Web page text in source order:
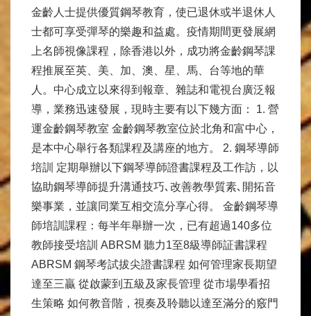
金齡人士提供優質鋼琴教育，使已退休或半退休人
士都可享受彈琴的樂趣和益處。疫情期間更發展網
上名師視像課程，除香港以外，成功將金齡鋼琴課
程推展至英、美、加、澳、星、馬、台等地的華
人。中心成立以來得到報章、雜誌和電視台廣泛報
導，業務迅速發展，現時主要有以下幾方面： 1. 營
運金齡鋼琴教室 金齡鋼琴教室位於北角和富中心，
是本中心舉行各類課程及講座的地方。 2. 鋼琴導師
培訓 定期舉辦以下鋼琴導師證書課程及工作訪，以
協助鋼琴導師提升溝通技巧､改善教學質素､開拓音
樂事業，並讓同業互相交流分享心得。 金齡鋼琴導
師培訓課程：每半年舉辦一次，已有超過140多位
教師接受培訓 ABRSM 聽力1至8級導師証書課程
ABRSM 鋼琴考試拔尖證書課程 如何管理家長期望
達至三贏 從啟蒙到五級及家長管理 從市場學看招
生策略 如何教音階，視奏及聆聽以達至滿分的竅門